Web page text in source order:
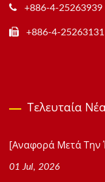
+886-4-25263939
+886-4-25263131
Τελευταία
[Αναφορά Μετά Την
01 Jul, 2026